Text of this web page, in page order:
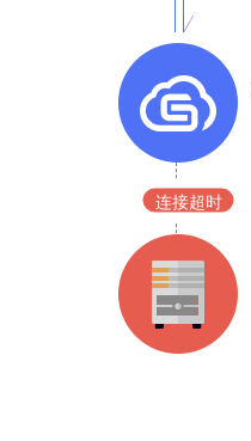
连接超时